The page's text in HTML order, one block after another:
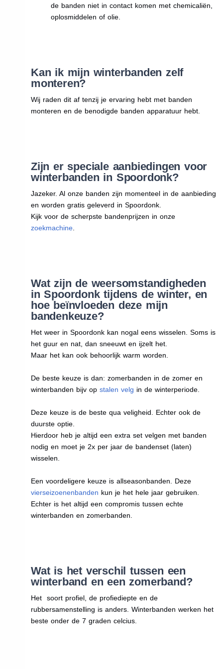
de banden niet in contact komen met chemicaliën,
oplosmiddelen of olie.
Kan ik mijn winterbanden zelf
monteren?
Wij raden dit af tenzij je ervaring hebt met banden
monteren en de benodigde banden apparatuur hebt.
Zijn er speciale aanbiedingen voor
winterbanden in Spoordonk?
Jazeker. Al onze banden zijn momenteel in de aanbieding
en worden gratis geleverd in Spoordonk.
Kijk voor de scherpste bandenprijzen in onze
zoekmachine.
Wat zijn de weersomstandigheden
in Spoordonk tijdens de winter, en
hoe beïnvloeden deze mijn
bandenkeuze?
Het weer in Spoordonk kan nogal eens wisselen. Soms is
het guur en nat, dan sneeuwt en ijzelt het.
Maar het kan ook behoorlijk warm worden.
De beste keuze is dan: zomerbanden in de zomer en
winterbanden bijv op stalen velg in de winterperiode.
Deze keuze is de beste qua veligheid. Echter ook de
duurste optie.
Hierdoor heb je altijd een extra set velgen met banden
nodig en moet je 2x per jaar de bandenset (laten)
wisselen.
Een voordeligere keuze is allseasonbanden. Deze
vierseizoenenbanden kun je het hele jaar gebruiken.
Echter is het altijd een compromis tussen echte
winterbanden en zomerbanden.
Wat is het verschil tussen een
winterband en een zomerband?
Het soort profiel, de profiediepte en de
rubbersamenstelling is anders. Winterbanden werken het
beste onder de 7 graden celcius.